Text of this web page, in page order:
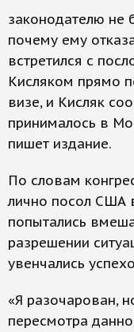
законодателю не
почему ему
встретился с
Кисляком прямо
визе, и Кисляк
принималось в
пишет издание.
По словам
лично посол США
попытались
разрешении
увенчались
«Я разочарован,
пересмотра